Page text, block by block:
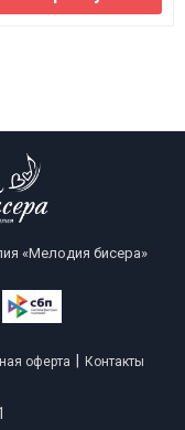
«Мелодия бисера»
оферта Контакты